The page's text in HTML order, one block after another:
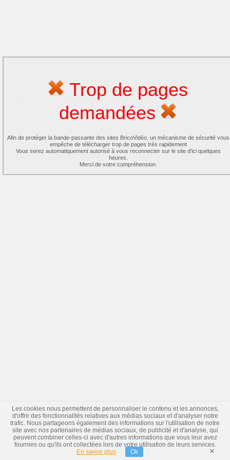
Trop de pages
demandées
Afin de protéger la bande-passante des sites BricoVidéo, un mécanisme de sécurité vous
empêche de télécharger trop de pages très rapidement
Vous serez automatiquement autorisé à vous reconnecter sur le site d'ici quelques
heures.
Merci de votre compréhension.
Les cookies nous permettent de personnaliser le contenu et les annonces,
d'offrir des fonctionnalités relatives aux médias sociaux et d'analyser notre
trafic. Nous partageons également des informations sur l'utilisation de notre
site avec nos partenaires de médias sociaux, de publicité et d'analyse, qui
peuvent combiner celles-ci avec d'autres informations que vous leur avez
fournies ou qu'ils ont collectées lors de votre utilisation de leurs services.
En savoir plus
Ok ×